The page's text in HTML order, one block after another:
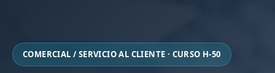
COMERCIAL / SERVICIO AL CLIENTE · CURSO H-50